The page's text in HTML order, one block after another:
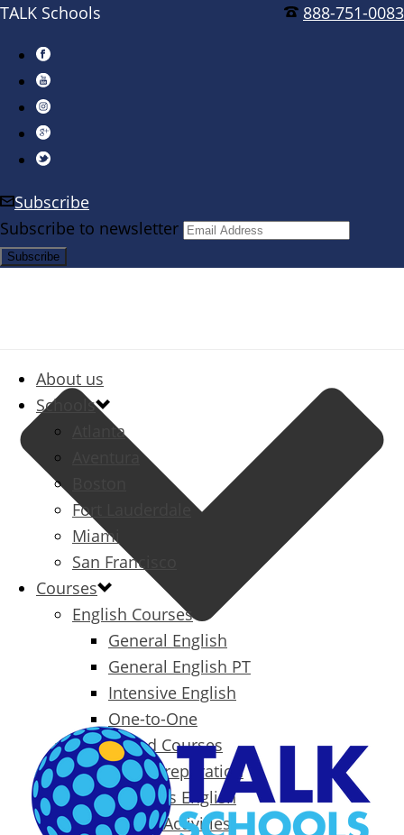
888-751-0083
TALK Schools
Subscribe
Subscribe to newsletter
About us
Schools
Atlanta
Aventura
Fort Lauderdale
Miami
San Francisco
Courses
English Courses
General English
General English PT
Intensive English
One-to-One
Specialized Courses
Exam Preparation
Business English
Packages & Activities